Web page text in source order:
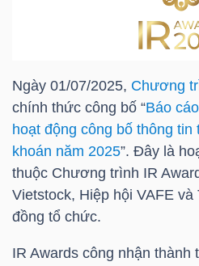
Ngày 01/07/2025, Chương
chính thức công bố “Báo
hoạt động công bố thông
khoán năm 2025”. Đây là
thuộc Chương trình IR
Vietstock, Hiệp hội VAFE
đồng tổ chức.
IR Awards công nhận thành
KINH
THẾ
GIỚI